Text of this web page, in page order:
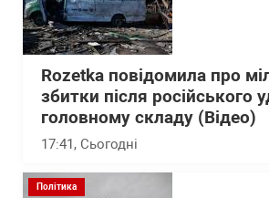
Rozetka повідомила про
збитки після російського
головному складу (Відео)
17:41, Сьогодні
Політика